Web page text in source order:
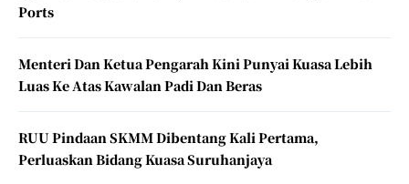
Ports
Menteri Dan Ketua Pengarah Kini Punyai Kuasa Lebih
Luas Ke Atas Kawalan Padi Dan Beras
RUU Pindaan SKMM Dibentang Kali Pertama,
Perluaskan Bidang Kuasa Suruhanjaya